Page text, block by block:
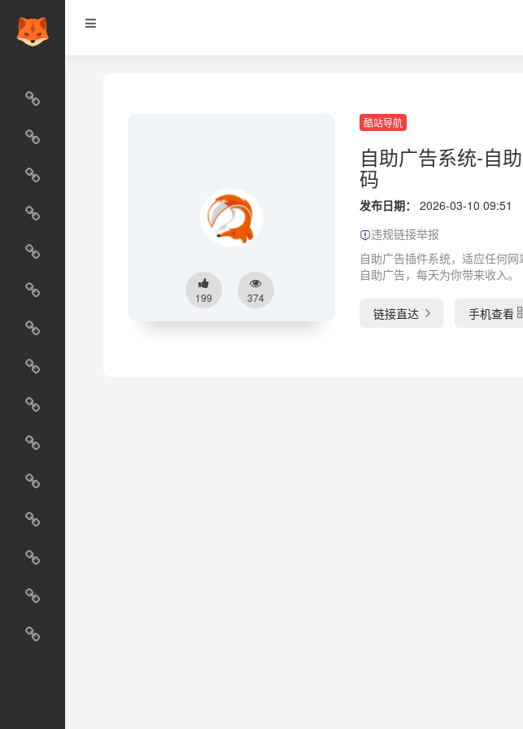
最新收录
网站资源榜
交流排行榜
金融排行榜
阅读排行榜
工具排行榜
设计排行榜
国外网站
生活
直播
动漫
电影
教程
纪录片
199 374
酷站导航
自助广告系统-自
码
发布日期：
2026-03-10 09:51
违规链接举报
自助广告插件系统，适应任何
自助广告，每天为你带来收入。
链接直达 手机查看